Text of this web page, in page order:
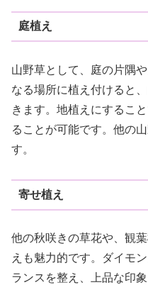
庭植え
山野草として、庭の片隅
なる場所に植え付けると
きます。地植えにするこ
ることが可能です。他の
す。
寄せ植え
他の秋咲きの草花や、観
えも魅力的です。ダイモ
ランスを整え、上品な印